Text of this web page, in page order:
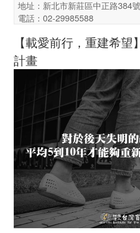
地址：新北市新莊區中正路384號
電話：02-29985588
【載愛前行，重建希
計畫